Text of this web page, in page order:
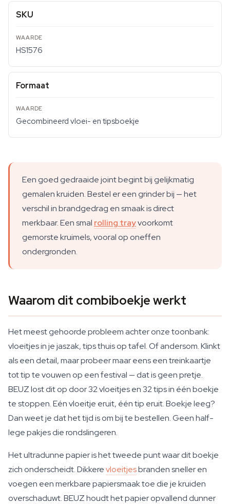
SKU
HS1576
Formaat
Gecombineerd vloei- en tipsboekje
Een goed gedraaide joint begint bij gelijkmatig
gemalen kruiden. Bestel er een grinder bij — het
verschil in brandgedrag en smaak is direct
merkbaar. Een smal rolling trayvoorkomt
gemorste kruimels, vooral op oneffen
ondergronden.
Waarom dit combiboekje werkt
Het meest gehoorde probleem achter onze toonbank:
vloeitjes in je jaszak, tips thuis op tafel. Of andersom. Klinkt
als een detail, maar probeer maar eens een treinkaartje
tot tip te vouwen op een festival — dat is geen pretje.
BEUZ lost dit op door 32 vloeitjes en 32 tips in één boekje
te stoppen. Eén vloeitje eruit, één tip eruit. Boekje leeg?
Dan weet je dat het tijd is om bij te bestellen. Geen half-
lege pakjes die rondslingeren.
Het ultradunne papier is het tweede punt waar dit boekje
zich onderscheidt. Dikkerevloeitjesbranden sneller en
voegen een merkbare papiersmaak toe die je kruiden
overschaduwt. BEUZ houdt het papier opvallend dunner